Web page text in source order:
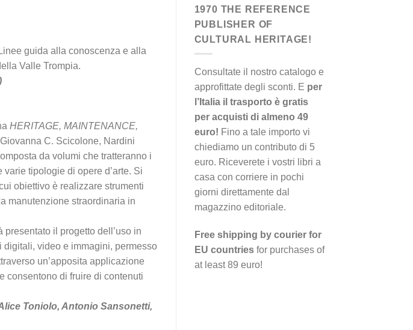
guida alla conoscenza e alla
Valle Trompia.
HERITAGE, MAINTENANCE,
C. Scicolone, Nardini
da volumi che tratteranno i
tipologie di opere d’arte. Si
obiettivo è realizzare strumenti
manutenzione straordinaria in
presentato il progetto dell’uso in
digitali, video e immagini, permesso
un’apposita applicazione
consentono di fruire di contenuti
Toniolo, Antonio Sansonetti,
1970 THE REFERENCE
PUBLISHER OF
CULTURAL HERITAGE!
Consultate il nostro catalogo e
approfittate degli sconti. E per
l’Italia il trasporto è gratis
per acquisti di almeno 49
euro! Fino a tale importo vi
chiediamo un contributo di 5
euro. Riceverete i vostri libri a
casa con corriere in pochi
giorni direttamente dal
magazzino editoriale.
Free shipping by courier for
EU countriesfor purchases of
at least 89 euro!